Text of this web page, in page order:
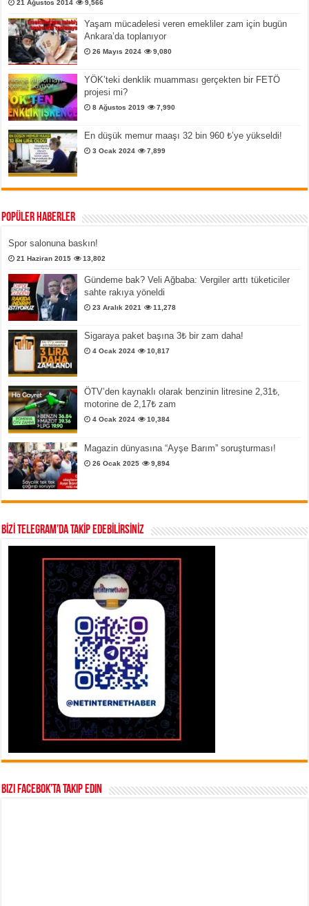
21 Ağustos 2014 9,566
Yaşam mücadelesi veren emekliler zam için bugün
Ankara’da toplanıyor
26 Mayıs 2024 9,080
YÖK’teki denklik muamması gerçekten bir FETÖ
projesi mi?
8 Ağustos 2019 7,990
En düşük memur maaşı 32 bin 960 ₺’ye yükseldi!
3 Ocak 2024 7,899
Popüler Haberler
Spor salonuna baskın!
21 Haziran 2015 13,802
Gündeme bak? Veli Ağbaba: Vergiler arttı tüketiciler
sahte rakıya yöneldi
23 Aralık 2021 11,278
Sigaraya paket başına 3₺ bir zam daha!
4 Ocak 2024 10,817
ÖTV’den kaynaklı olarak benzinin litresine 2,31₺,
motorine de 2,17₺ zam
4 Ocak 2024 10,384
Magazin dünyasına “Ayşe Barım” soruşturması!
26 Ocak 2025 9,894
BİZİ TELEGRAM’DA TAKİP EDEBİLİRSİNİZ
Bizi Facebok’ta takip edin